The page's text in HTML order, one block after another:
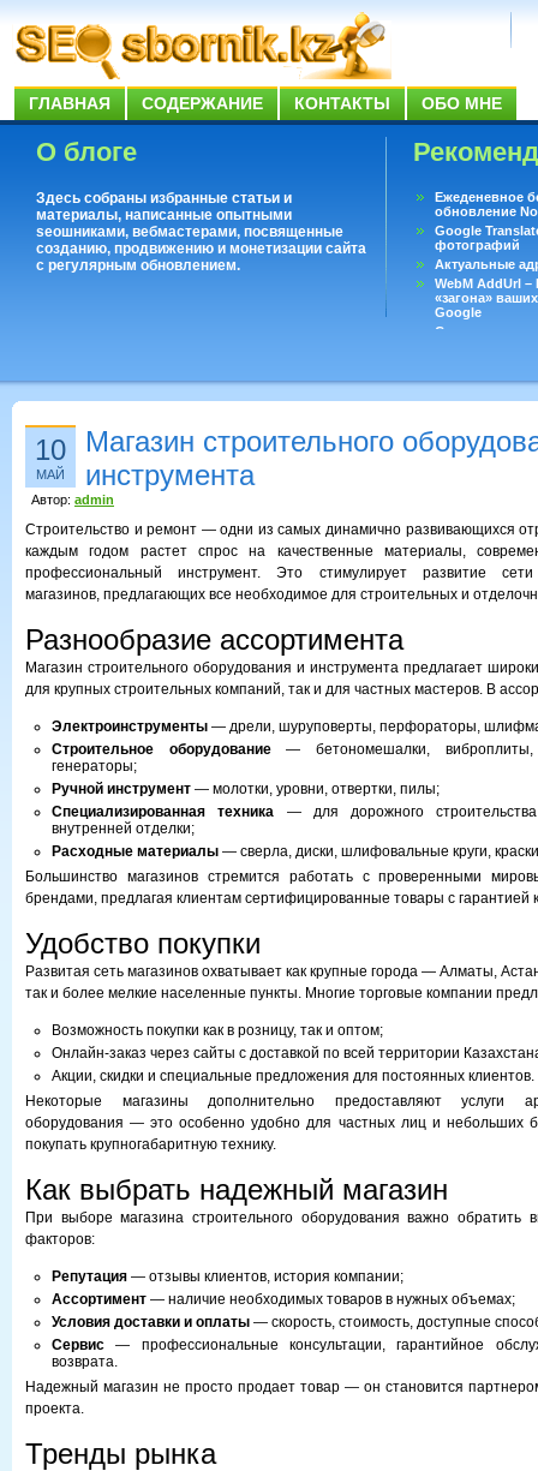
ГЛАВНАЯ СОДЕРЖАНИЕ КОНТАКТЫ ОБО МНЕ
О блоге
Здесь собраны избранные статьи и
материалы, написанные опытными
seoшниками, вебмастерами, посвященные
созданию, продвижению и монетизации сайта
с регулярным обновлением.
Ежеденевное
обновление
Google
фотографий
Актуальные
WebM AddUrl
«загона»
Google
Существует
10
МАЙ
Магазин строительного
инструмента
Автор: admin
Строительство и ремонт — одни из самых динамично развивающихся
каждым годом растет спрос на качественные материалы,
профессиональный инструмент. Это стимулирует развитие сети
магазинов, предлагающих все необходимое для строительных и
Разнообразие ассортимента
Магазин строительного оборудования и инструмента предлагает
для крупных строительных компаний, так и для частных мастеров. В
Электроинструменты — дрели, шуруповерты, перфораторы,
Строительное оборудование— бетономешалки, виброплиты,
генераторы;
Ручной инструмент — молотки, уровни, отвертки, пилы;
Специализированная техника — для дорожного
внутренней отделки;
Расходные материалы — сверла, диски, шлифовальные круги,
Большинство магазинов стремится работать с проверенными
брендами, предлагая клиентам сертифицированные товары с гарантией
Удобство покупки
Развитая сеть магазинов охватывает как крупные города — Алматы,
так и более мелкие населенные пункты. Многие торговые компании
Возможность покупки как в розницу, так и оптом;
Онлайн-заказ через сайты с доставкой по всей территории
Акции, скидки и специальные предложения для постоянных клиентов.
Некоторые магазины дополнительно предоставляют услуги
оборудования — это особенно удобно для частных лиц и небольших
покупать крупногабаритную технику.
Как выбрать надежный магазин
При выборе магазина строительного оборудования важно обратить
факторов:
Репутация — отзывы клиентов, история компании;
Ассортимент — наличие необходимых товаров в нужных объемах;
Условия доставки и оплаты — скорость, стоимость, доступные
Сервис — профессиональные консультации, гарантийное
возврата.
Надежный магазин не просто продает товар — он становится
проекта.
Тренды рынка